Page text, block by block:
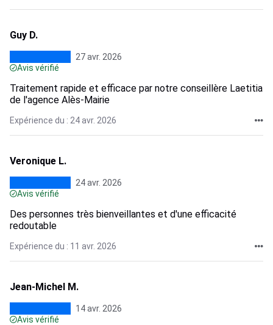
Guy D.
27 avr. 2026
Avis vérifié
Traitement rapide et efficace par notre conseillère Laetitia
de l'agence Alès-Mairie
Expérience du : 24 avr. 2026
Veronique L.
24 avr. 2026
Avis vérifié
Des personnes très bienveillantes et d'une efficacité
redoutable
Expérience du : 11 avr. 2026
Jean-Michel M.
14 avr. 2026
Avis vérifié